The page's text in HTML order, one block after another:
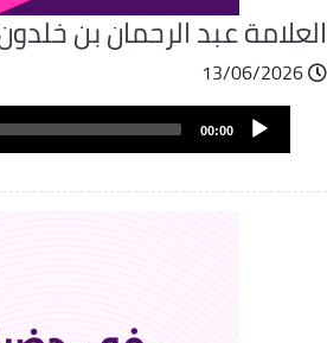
عبد الرحمان بن
13/06/2026
Audio
Player
00:00